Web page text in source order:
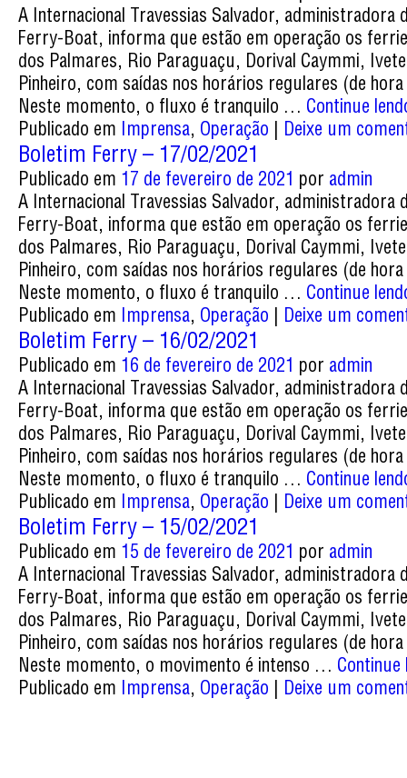
A Internacional Travessias Salvador, administradora
Ferry-Boat, informa que estão em operação os
dos Palmares, Rio Paraguaçu, Dorival Caymmi,
Pinheiro, com saídas nos horários regulares (de
Neste momento, o fluxo é tranquilo … Continue
Publicado em Imprensa, Operação | Deixe um
Boletim Ferry – 17/02/2021
Publicado em 17 de fevereiro de 2021 por admin
A Internacional Travessias Salvador, administradora
Ferry-Boat, informa que estão em operação os
dos Palmares, Rio Paraguaçu, Dorival Caymmi,
Pinheiro, com saídas nos horários regulares (de
Neste momento, o fluxo é tranquilo … Continue
Publicado em Imprensa, Operação | Deixe um
Boletim Ferry – 16/02/2021
Publicado em 16 de fevereiro de 2021 por admin
A Internacional Travessias Salvador, administradora
Ferry-Boat, informa que estão em operação os
dos Palmares, Rio Paraguaçu, Dorival Caymmi,
Pinheiro, com saídas nos horários regulares (de
Neste momento, o fluxo é tranquilo … Continue
Publicado em Imprensa, Operação | Deixe um
Boletim Ferry – 15/02/2021
Publicado em 15 de fevereiro de 2021 por admin
A Internacional Travessias Salvador, administradora
Ferry-Boat, informa que estão em operação os
dos Palmares, Rio Paraguaçu, Dorival Caymmi,
Pinheiro, com saídas nos horários regulares (de
Neste momento, o movimento é intenso …
Publicado em Imprensa, Operação | Deixe um